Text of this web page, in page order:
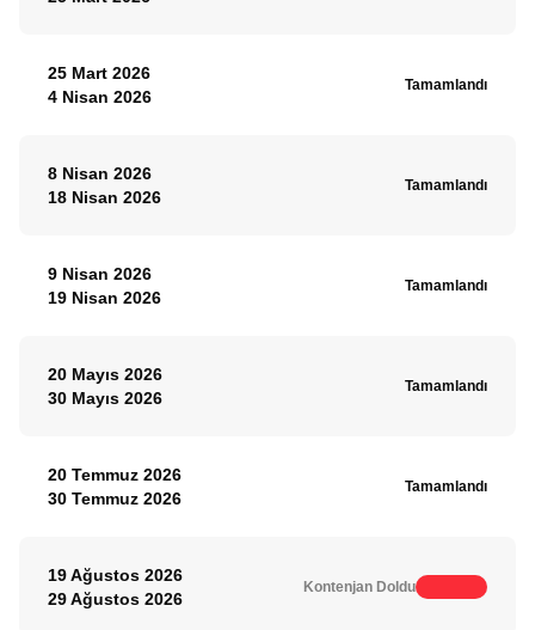
25 Mart 2026
4 Nisan 2026
Tamamlandı
8 Nisan 2026
18 Nisan 2026
Tamamlandı
9 Nisan 2026
19 Nisan 2026
Tamamlandı
20 Mayıs 2026
30 Mayıs 2026
Tamamlandı
20 Temmuz 2026
30 Temmuz 2026
Tamamlandı
19 Ağustos 2026
29 Ağustos 2026
Kontenjan Doldu